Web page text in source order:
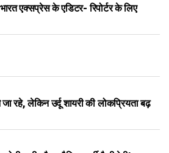
एक्सप्रेस के एडिटर- रिपोर्टर के लिए
रहे, लेकिन उर्दू शायरी की लोकप्रियता बढ़